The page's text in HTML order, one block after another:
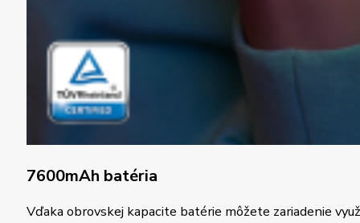
7600mAh batéria
Vďaka obrovskej kapacite batérie môžete zariadenie